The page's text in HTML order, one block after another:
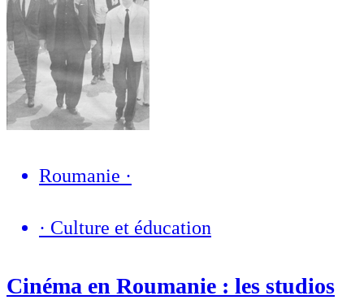
Roumanie ·
· Culture et éducation
Cinéma en Roumanie : les studios